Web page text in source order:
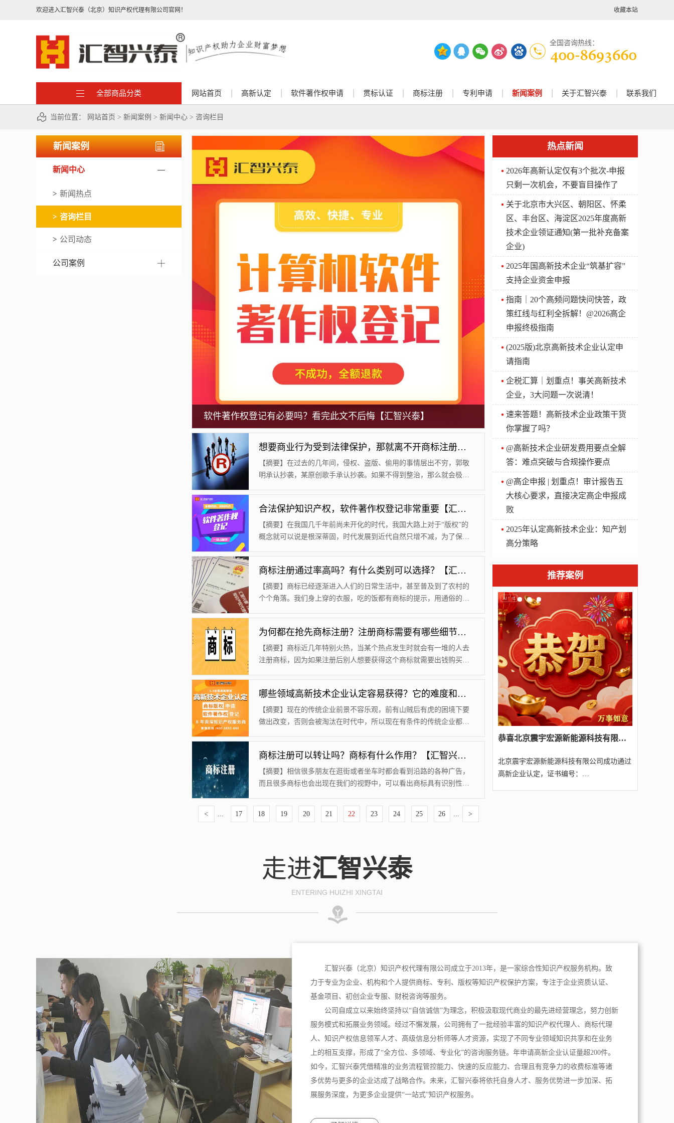
欢迎进入汇智兴泰（北京）知识产权代理有限公司官网！ 收藏本站
全国咨询热线：
全部商品分类 网站首页 高新认定 软件著作权申请 贯标认证 商标注册 专利申请 新闻案例 关于汇智兴泰 联系我们
当前位置： 网站首页 > 新闻案例 > 新闻中心 > 咨询栏目
新闻案例
新闻中心
新闻热点
咨询栏目
公司动态
公司案例
软件著作权登记有必要吗？看完此文不后悔【汇智兴泰】
想要商业行为受到法律保护，那就离不开商标注册【汇智兴泰】
【摘要】在过去的几年间，侵权、盗版、偷用的事情层出不穷，郭敬
明承认抄袭，某原创歌手承认抄袭。如果不得到整治，那么就会极大
什么是商标注册吧。1. 商标注册是什么古有郑之刀、宋之斧、鲁之
鞘、越之剑的品牌划分，那么今就有商标注册来帮助区分品质。商标
注册就是企业获得商标专用权从而...
合法保护知识产权，软件著作权登记非常重要【汇智兴泰】
【摘要】在我国几千年前尚未开化的时代，我国大路上对于“版权”的
概念就可以说是根深蒂固，时代发展到近代自然只增不减，为了保护
先我们要明确一件事，那就是现在我过十分注重个人以及公司的合法
产权保护，而软件著作权登记就是为此而诞生的。现在有越来越多的
公司围绕一款软件而展开公...
商标注册通过率高吗？有什么类别可以选择？【汇智兴泰】
【摘要】商标已经逐渐进入人们的日常生活中，甚至普及到了农村的
个个角落。我们身上穿的衣服，吃的饭都有商标的提示，用通俗的话
标的申请非常简单，通过率也很高。但是我们需要注意的是一些注意
事项和商标的使用规则，商标是由图片、文字和声音组成，因此在创
造时需要根据《商标法》规定来制作，...
为何都在抢先商标注册？注册商标需要有哪些细节？【汇智兴泰】
【摘要】商标近几年特别火热，当某个热点发生时就会有一堆的人去
注册商标，因为如果注册后别人想要获得这个商标就需要出钱购买才
在注册商标的时候千万要注意以下的事项，否则可能会注册不成功。
查询该商标是否存在。在准备注册商标之前，先在网站中查询已经存
在的商标，看看自己准备注册的商标是否出现...
哪些领域高新技术企业认定容易获得？它的难度和什么有关？【汇智兴泰】
【摘要】现在的传统企业前景不容乐观，前有山贼后有虎的困境下要
做出改变，否则会被淘汰在时代中，所以现在有条件的传统企业都在
就可以获得一定的补助但是认定的条件非常困难，不仅需要人脉还需
要资金以及销量甚至经营的时间都会纳入审核范围，所以不是每一个
企业都可以获得高新技术认定，只有足够优秀...
商标注册可以转让吗？商标有什么作用？【汇智兴泰】
【摘要】相信很多朋友在逛街或者坐车时都会看到沿路的各种广告，
而且很多商标也会出现在我们的视野中，可以看出商标具有识别性。
为一种无形资产，其价值不可估量。1.入驻的通行证商标注册其实并
< ... 17 18 19 20 21 22 23 24 25 26 ... >
热点新闻
2026年高新认定仅有3个批次-申报
只剩一次机会，不要盲目操作了
关于北京市大兴区、朝阳区、怀柔
区、丰台区、海淀区2025年度高新
技术企业领证通知(第一批补充备案
企业)
2025年国高新技术企业“筑基扩容”
支持企业资金申报
指南｜20个高频问题快问快答，政
策红线与红利全拆解！@2026高企
申报终极指南
(2025版)北京高新技术企业认定申
请指南
企税汇算｜划重点！事关高新技术
企业，3大问题一次说清！
速来答题！高新技术企业政策干货
你掌握了吗？
@高新技术企业研发费用要点全解
答：难点突破与合规操作要点
@高企申报 | 划重点！审计报告五
大核心要求，直接决定高企申报成
败
2025年认定高新技术企业：知产划
高分策略
推荐案例
​恭喜北京震宇宏源新能源科技有限公司经我司代理成功通过2025年第四批北京高新技术企业认定（附名单）
北京震宇宏源新能源科技有限公司成功通过
高新企业认定，证书编号：
走进汇智兴泰
ENTERING HUIZHI XINGTAI
汇智兴泰（北京）知识产权代理有限公司成立于2013年，是一家综合性知识产权服务机构。致
力于专业为企业、机构和个人提供商标、专利、版权等知识产权保护方案，专注于企业资质认证、
基金项目、初创企业专服、财税咨询等服务。
公司自成立以来始终坚持以“自信诚信”为理念，积极汲取现代商业的最先进经营理念，努力创新
服务模式和拓展业务领域。经过不懈发展，公司拥有了一批经验丰富的知识产权代理人、商标代理
人、知识产权信息领军人才、高级信息分析师等人才资源，实现了不同专业领域知识共享和在业务
上的相互支撑，形成了“全方位、多领域、专业化”的咨询服务链。年申请高新企业认证量超200件。
如今，汇智兴泰凭借精准的业务流程管控能力、快速的反应能力、合理且有竞争力的收费标准等诸
多优势与更多的企业达成了战略合作。未来，汇智兴泰将依托自身人才、服务优势进一步加深、拓
展服务深度，为更多企业提供“一站式”知识产权服务。